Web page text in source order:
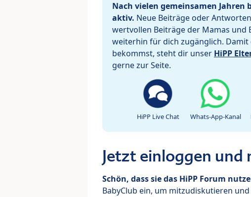
Nach vielen gemeinsamen
aktiv. Neue Beiträge oder
wertvollen Beiträge der Mamas und
weiterhin für dich zugänglich.
bekommst, steht dir unser HiPP
gerne zur Seite.
HiPP Live Chat Whats-App-Kanal
Jetzt einloggen und
Schön, dass sie das HiPP Forum
BabyClub ein, um mitzudiskutieren